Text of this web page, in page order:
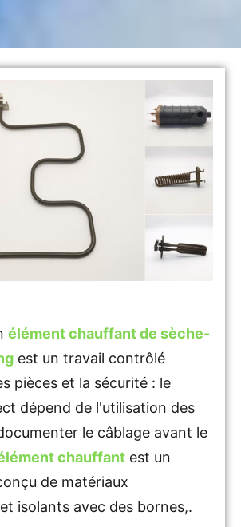
élément chauffant de sèche-
est un travail contrôlé
pièces et la sécurité : le
dépend de l'utilisation des
le câblage avant le
chauffant est un
de matériaux
isolants avec des bornes,.